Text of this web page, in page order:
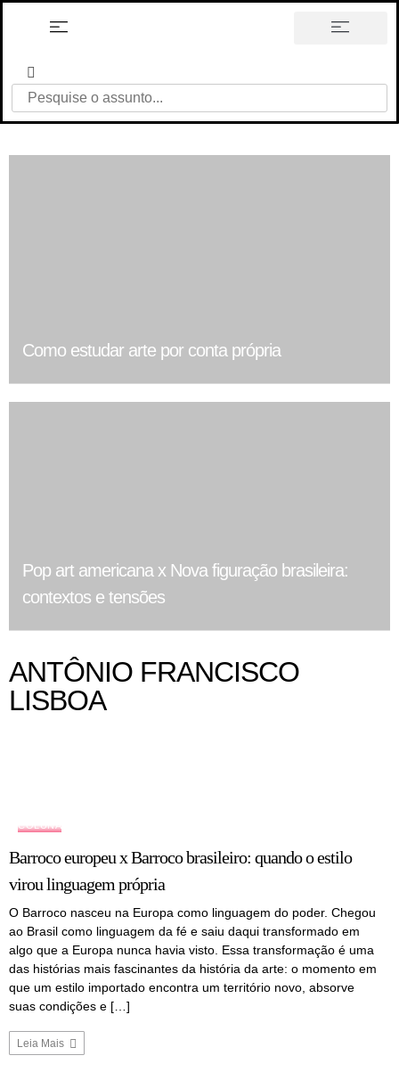
Como estudar arte por conta própria
Pop art americana x Nova figuração brasileira:
contextos e tensões
ANTÔNIO FRANCISCO
LISBOA
COLUNA
Barroco europeu x Barroco brasileiro: quando o estilo
virou linguagem própria
O Barroco nasceu na Europa como linguagem do poder. Chegou
ao Brasil como linguagem da fé e saiu daqui transformado em
algo que a Europa nunca havia visto. Essa transformação é uma
das histórias mais fascinantes da história da arte: o momento em
que um estilo importado encontra um território novo, absorve
suas condições e […]
Leia Mais